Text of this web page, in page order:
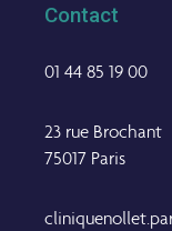
Contact
01 44 85 19 00
23 rue Brochant
75017 Paris